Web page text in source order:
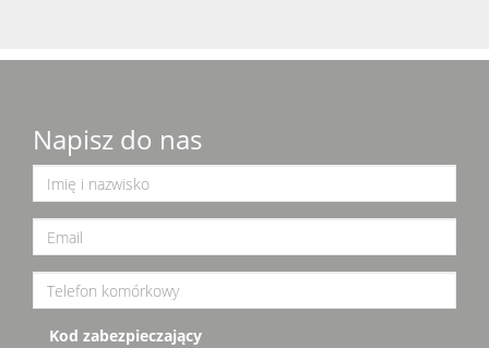
Napisz do nas
Kod zabezpieczający